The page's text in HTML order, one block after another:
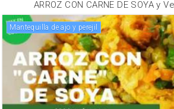
ARROZ CON CARNE DE SOYA y
mantequilla de ajo y perejil